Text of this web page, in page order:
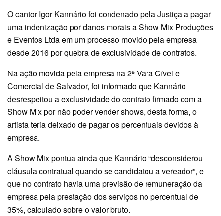
O cantor Igor Kannário foi condenado pela Justiça a pagar
uma indenização por danos morais a Show Mix Produções
e Eventos Ltda em um processo movido pela empresa
desde 2016 por quebra de exclusividade de contratos.
Na ação movida pela empresa na 2ª Vara Cível e
Comercial de Salvador, foi informado que Kannário
desrespeitou a exclusividade do contrato firmado com a
Show Mix por não poder vender shows, desta forma, o
artista teria deixado de pagar os percentuais devidos à
empresa.
A Show Mix pontua ainda que Kannário “desconsiderou
cláusula contratual quando se candidatou a vereador”, e
que no contrato havia uma previsão de remuneração da
empresa pela prestação dos serviços no percentual de
35%, calculado sobre o valor bruto.